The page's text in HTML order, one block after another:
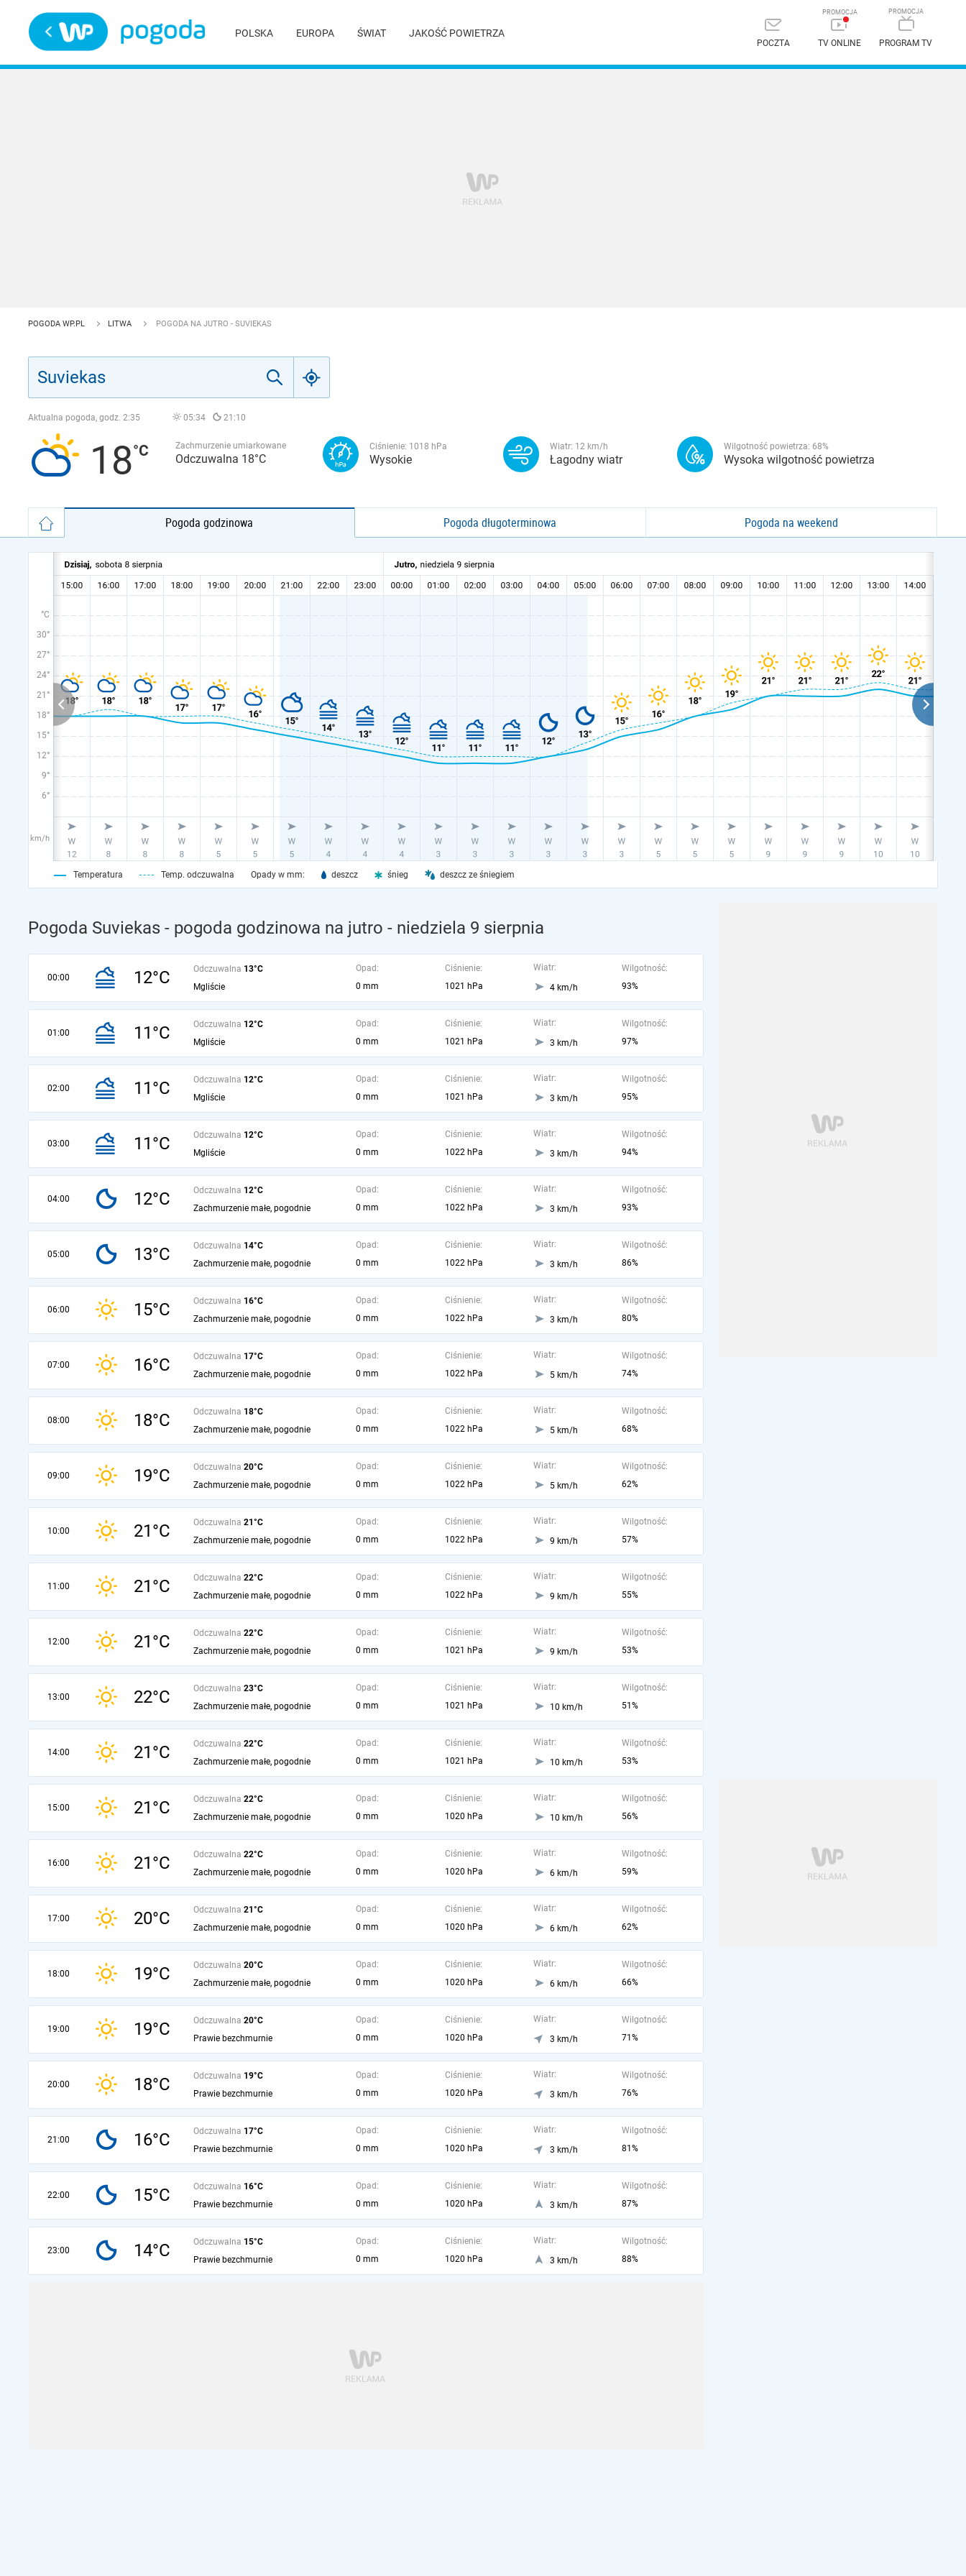
POLSKA EUROPA ŚWIAT JAKOŚĆ POWIETRZA
POCZTA TV ONLINE PROGRAM TV
POGODA WP.PL LITWA POGODA NA JUTRO - SUVIEKAS
Aktualna pogoda, godz. 2:35 05:34 21:10
18 Zachmurzenie umiarkowane
Odczuwalna 18°C
Ciśnienie: 1018 hPa
Wysokie
Wiatr: 12 km/h
Łagodny wiatr
Wilgotność powietrza: 68%
Wysoka wilgotność powietrza
Pogoda godzinowa Pogoda długoterminowa Pogoda na weekend
°C
30°
27°
24°
21°
18°
15°
12°
9°
6°
km/h
Temperatura Temp. odczuwalna Opady w mm: deszcz śnieg deszcz ze śniegiem
Pogoda Suviekas - pogoda godzinowa na jutro - niedziela 9 sierpnia
00:00 12°C Odczuwalna 13°C
Mgliście
Opad:
0 mm
Ciśnienie:
1021 hPa
Wiatr:
4 km/h
Wilgotność:
93%
01:00 11°C Odczuwalna 12°C
Mgliście
Opad:
0 mm
Ciśnienie:
1021 hPa
Wiatr:
3 km/h
Wilgotność:
97%
02:00 11°C Odczuwalna 12°C
Mgliście
Opad:
0 mm
Ciśnienie:
1021 hPa
Wiatr:
3 km/h
Wilgotność:
95%
03:00 11°C Odczuwalna 12°C
Mgliście
Opad:
0 mm
Ciśnienie:
1022 hPa
Wiatr:
3 km/h
Wilgotność:
94%
04:00 12°C Odczuwalna 12°C
Zachmurzenie małe, pogodnie
Opad:
0 mm
Ciśnienie:
1022 hPa
Wiatr:
3 km/h
Wilgotność:
93%
05:00 13°C Odczuwalna 14°C
Zachmurzenie małe, pogodnie
Opad:
0 mm
Ciśnienie:
1022 hPa
Wiatr:
3 km/h
Wilgotność:
86%
06:00 15°C Odczuwalna 16°C
Zachmurzenie małe, pogodnie
Opad:
0 mm
Ciśnienie:
1022 hPa
Wiatr:
3 km/h
Wilgotność:
80%
07:00 16°C Odczuwalna 17°C
Zachmurzenie małe, pogodnie
Opad:
0 mm
Ciśnienie:
1022 hPa
Wiatr:
5 km/h
Wilgotność:
74%
08:00 18°C Odczuwalna 18°C
Zachmurzenie małe, pogodnie
Opad:
0 mm
Ciśnienie:
1022 hPa
Wiatr:
5 km/h
Wilgotność:
68%
09:00 19°C Odczuwalna 20°C
Zachmurzenie małe, pogodnie
Opad:
0 mm
Ciśnienie:
1022 hPa
Wiatr:
5 km/h
Wilgotność:
62%
10:00 21°C Odczuwalna 21°C
Zachmurzenie małe, pogodnie
Opad:
0 mm
Ciśnienie:
1022 hPa
Wiatr:
9 km/h
Wilgotność:
57%
11:00 21°C Odczuwalna 22°C
Zachmurzenie małe, pogodnie
Opad:
0 mm
Ciśnienie:
1022 hPa
Wiatr:
9 km/h
Wilgotność:
55%
12:00 21°C Odczuwalna 22°C
Zachmurzenie małe, pogodnie
Opad:
0 mm
Ciśnienie:
1021 hPa
Wiatr:
9 km/h
Wilgotność:
53%
13:00 22°C Odczuwalna 23°C
Zachmurzenie małe, pogodnie
Opad:
0 mm
Ciśnienie:
1021 hPa
Wiatr:
10 km/h
Wilgotność:
51%
14:00 21°C Odczuwalna 22°C
Zachmurzenie małe, pogodnie
Opad:
0 mm
Ciśnienie:
1021 hPa
Wiatr:
10 km/h
Wilgotność:
53%
15:00 21°C Odczuwalna 22°C
Zachmurzenie małe, pogodnie
Opad:
0 mm
Ciśnienie:
1020 hPa
Wiatr:
10 km/h
Wilgotność:
56%
16:00 21°C Odczuwalna 22°C
Zachmurzenie małe, pogodnie
Opad:
0 mm
Ciśnienie:
1020 hPa
Wiatr:
6 km/h
Wilgotność:
59%
17:00 20°C Odczuwalna 21°C
Zachmurzenie małe, pogodnie
Opad:
0 mm
Ciśnienie:
1020 hPa
Wiatr:
6 km/h
Wilgotność:
62%
18:00 19°C Odczuwalna 20°C
Zachmurzenie małe, pogodnie
Opad:
0 mm
Ciśnienie:
1020 hPa
Wiatr:
6 km/h
Wilgotność:
66%
19:00 19°C Odczuwalna 20°C
Prawie bezchmurnie
Opad:
0 mm
Ciśnienie:
1020 hPa
Wiatr:
3 km/h
Wilgotność:
71%
20:00 18°C Odczuwalna 19°C
Prawie bezchmurnie
Opad:
0 mm
Ciśnienie:
1020 hPa
Wiatr:
3 km/h
Wilgotność:
76%
21:00 16°C Odczuwalna 17°C
Prawie bezchmurnie
Opad:
0 mm
Ciśnienie:
1020 hPa
Wiatr:
3 km/h
Wilgotność:
81%
22:00 15°C Odczuwalna 16°C
Prawie bezchmurnie
Opad:
0 mm
Ciśnienie:
1020 hPa
Wiatr:
3 km/h
Wilgotność:
87%
23:00 14°C Odczuwalna 15°C
Prawie bezchmurnie
Opad:
0 mm
Ciśnienie:
1020 hPa
Wiatr:
3 km/h
Wilgotność:
88%